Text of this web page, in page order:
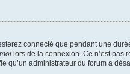
connecté que pendant une
lors de la connexion. Ce n’est
qu’un administrateur du forum a